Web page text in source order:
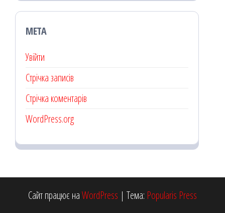
МЕТА
Увійти
Стрічка записів
Стрічка коментарів
WordPress.org
Сайт працює наWordPress | Тема: Popularis Press